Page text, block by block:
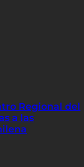
Regional del
a las